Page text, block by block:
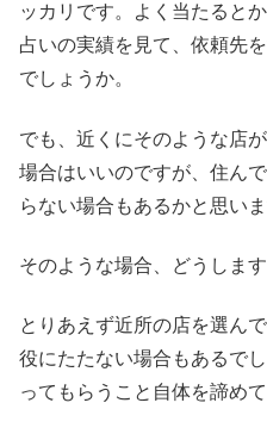
ッカリです。よく当たると
占いの実績を見て、依頼先
でしょうか。
でも、近くにそのような店
場合はいいのですが、住ん
らない場合もあるかと思いま
そのような場合、どうしま
とりあえず近所の店を選ん
役にたたない場合もあるで
ってもらうこと自体を諦め